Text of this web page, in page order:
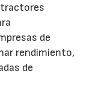
de
rendimiento,
de